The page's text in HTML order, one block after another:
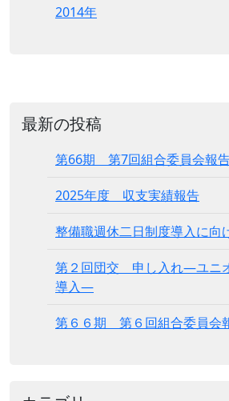
2014年
最新の投稿
第66期 第7回組合委員会報
2025年度 収支実績報告
整備職週休二日制度導入に向
第２回団交 申し入れ―ユニ
導入―
第６６期 第６回組合委員会